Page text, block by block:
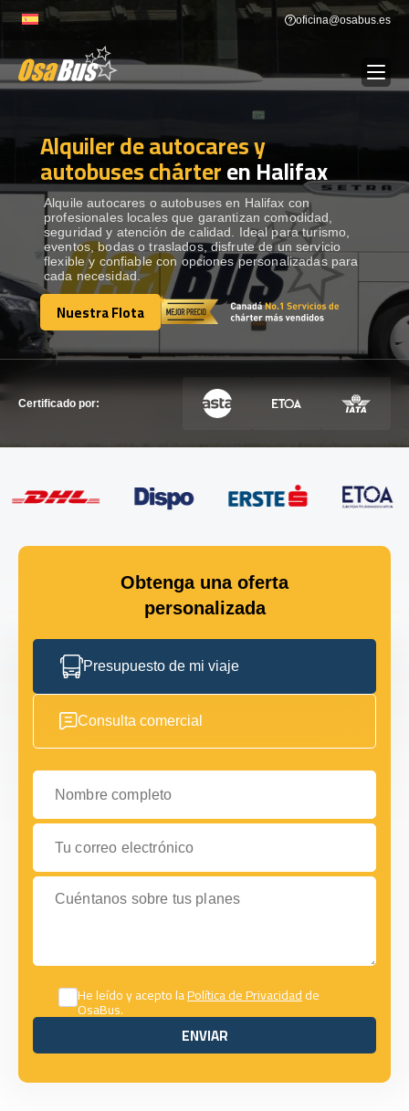
to
oficina@osabus.es
ALQUILER DE AUTOCARES
DESTINOS Show dropdown
RECORRIDAS Show dropdown
FLOTA
Alquiler de autocares y
autobuses chárteren Halifax
Alquile autocares o autobuses en Halifax con
profesionales locales que garantizan comodidad,
seguridad y atención de calidad. Ideal para turismo,
eventos, bodas o traslados, disfrute de un servicio
flexible y confiable con opciones personalizadas para
cada necesidad.
Nuestra Flota
Nuestra Flota
Certificado por:
Obtenga una oferta
personalizada
Presupuesto de mi viaje
Consulta comercial
Nombre completo
Tu correo electrónico
Cuéntanos sobre tus planes
He leído y acepto laPolítica de Privacidadde
OsaBus.
ENVIAR
ENVIAR